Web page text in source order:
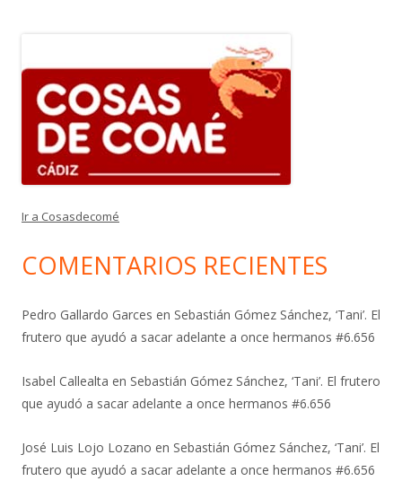
Ir a Cosasdecomé
COMENTARIOS RECIENTES
Pedro Gallardo Garces en Sebastián Gómez Sánchez, ‘Tani’. El
frutero que ayudó a sacar adelante a once hermanos #6.656
Isabel Callealta en Sebastián Gómez Sánchez, ‘Tani’. El frutero
que ayudó a sacar adelante a once hermanos #6.656
José Luis Lojo Lozano en Sebastián Gómez Sánchez, ‘Tani’. El
frutero que ayudó a sacar adelante a once hermanos #6.656